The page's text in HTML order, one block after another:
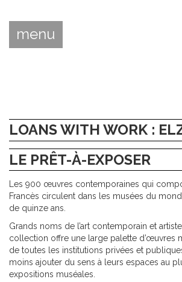
menu
LOANS WITH WORK :
LE PRÊT-À-EXPOSER
Les 900 œuvres contemporaines qui
Francès circulent dans les musées du
de quinze ans.
Grands noms de l’art contemporain et
collection offre une large palette d’œuvres
de toutes les institutions privées et
moins ajouter du sens à leurs espaces au
expositions muséales.